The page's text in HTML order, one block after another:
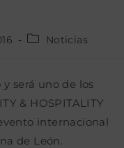
Categoría
entrada:
Noticias
será uno de los
& HOSPITALITY
internacional
de León.